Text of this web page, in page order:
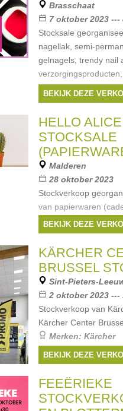
Brasschaat
7 oktober 2023
Stocksale
nagellak, semi-
gelnagels, trendy nail
meer. Toegang is
BEKIJK DEZE
HELLO
STOCKSALE
Malderen
28 oktober 2023
Stockverkoop
van papierwaren
wenskaartjes en
materiaal en cadeaus.
BEKIJK DEZE
KÄRCHER
BRUSSEL
Sint-Pieters-
2 oktober 2023 ---
Stockverkoop van
Kärcher Center
Merken: Kärcher
BEKIJK DEZE
FEEËRIEKE